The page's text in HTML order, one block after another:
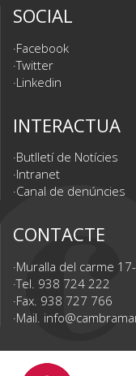
SOCIAL
Facebook
Twitter
Linkedin
INTERACTUA
Butlletí de Notícies
Intranet
Canal de denúncies
CONTACTE
Muralla del carme
Tel. 938 724 222
Fax. 938 727 766
Mail.